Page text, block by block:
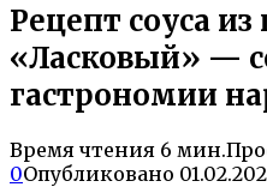
Рецепт соуса
«Ласковый» —
гастрономии
Время чтения 6 мин.
0Опубликовано